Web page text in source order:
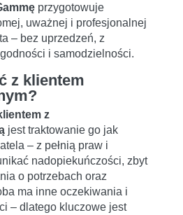
przygotowuje
uważnej i profesjonalnej
– bez uprzedzeń, z
i samodzielności.
z klientem
z
jest traktowanie go jak
– z pełnią praw i
nadopiekuńczości, zbyt
o potrzebach oraz
ma inne oczekiwania i
– dlatego kluczowe jest